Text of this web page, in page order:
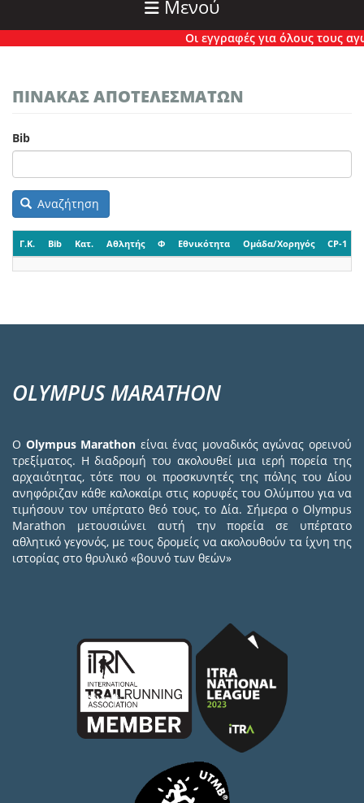
Μενού
Οι εγγραφές για όλους τους
ΠΙΝΑΚΑΣ ΑΠΟΤΕΛΕΣΜΑΤΩΝ
Bib
Αναζήτηση
Γ.Κ. Bib Κατ. Αθλητής Φ Εθνικότητα Ομάδα/Χορηγός CP-1
OLYMPUS MARATHON
Ο Olympus Marathon είναι ένας μοναδικός αγώνας ορεινού
τρεξίματος. Η διαδρομή του ακολουθεί μια ιερή πορεία της
αρχαιότητας, τότε που οι προσκυνητές της πόλης του Δίου
ανηφόριζαν κάθε καλοκαίρι στις κορυφές του Ολύμπου για να
τιμήσουν τον υπέρτατο θεό τους, το Δία. Σήμερα ο Olympus
Marathon μετουσιώνει αυτή την πορεία σε υπέρτατο
αθλητικό γεγονός, με τους δρομείς να ακολουθούν τα ίχνη της
ιστορίας στο θρυλικό «βουνό των θεών»